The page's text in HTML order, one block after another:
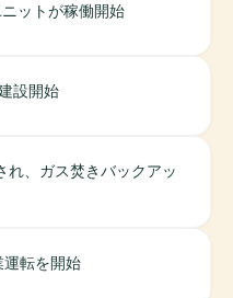
ットが稼働開始
設開始
れ、ガス焚きバックアッ
転を開始